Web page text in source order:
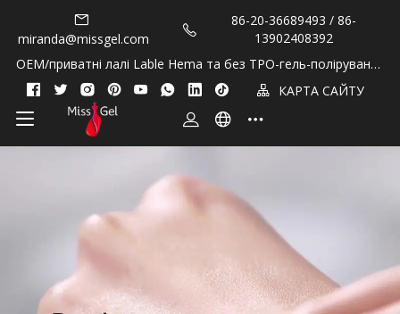
miranda@missgel.com
86-20-36689493 / 86-
13902408392
OEM/приватні лалі Lable Hema та без TPO-гель-полірування
та олії кутикули!
КАРТА САЙТУ